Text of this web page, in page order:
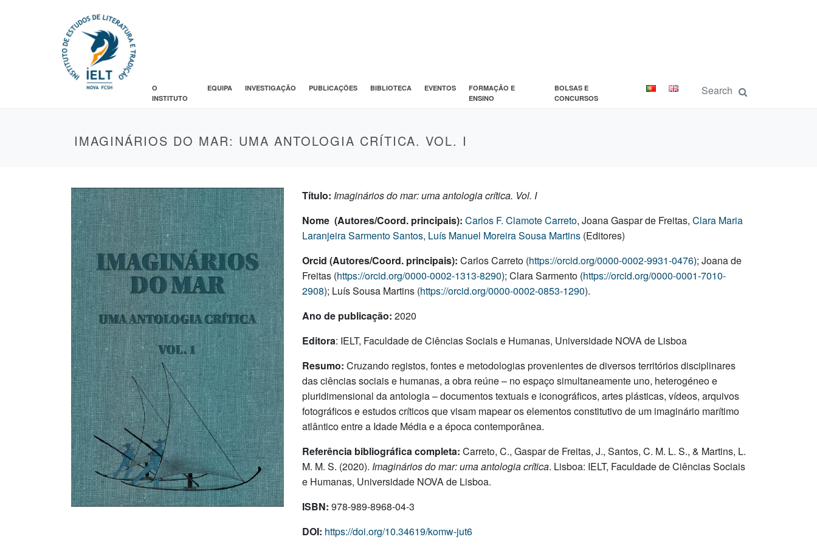
O
INSTITUTO
EQUIPA INVESTIGAÇÃO PUBLICAÇÕES BIBLIOTECA EVENTOS
FORMAÇÃO E
ENSINO
BOLSAS E
CONCURSOS
IMAGINÁRIOS DO MAR: UMA ANTOLOGIA CRÍTICA. VOL. I
Título: Imaginários do mar: uma antologia crítica. Vol. I
Nome (Autores/Coord. principais): Carlos F. Clamote Carreto, Joana Gaspar de Freitas, Clara Maria
Laranjeira Sarmento Santos, Luís Manuel Moreira Sousa Martins (Editores)
Orcid (Autores/Coord. principais): Carlos Carreto (https://orcid.org/0000-0002-9931-0476); Joana de
Freitas (https://orcid.org/0000-0002-1313-8290); Clara Sarmento (https://orcid.org/0000-0001-7010-
2908); Luís Sousa Martins (https://orcid.org/0000-0002-0853-1290).
Ano de publicação: 2020
Editora: IELT, Faculdade de Ciências Sociais e Humanas, Universidade NOVA de Lisboa
Resumo: Cruzando registos, fontes e metodologias provenientes de diversos territórios disciplinares
das ciências sociais e humanas, a obra reúne – no espaço simultaneamente uno, heterogéneo e
pluridimensional da antologia – documentos textuais e iconográficos, artes plásticas, vídeos, arquivos
fotográficos e estudos críticos que visam mapear os elementos constitutivo de um imaginário marítimo
atlântico entre a Idade Média e a época contemporânea.
Referência bibliográfica completa: Carreto, C., Gaspar de Freitas, J., Santos, C. M. L. S., & Martins, L.
M. M. S. (2020). Imaginários do mar: uma antologia crítica. Lisboa: IELT, Faculdade de Ciências Sociais
e Humanas, Universidade NOVA de Lisboa.
ISBN: 978-989-8968-04-3
DOI: https://doi.org/10.34619/komw-jut6